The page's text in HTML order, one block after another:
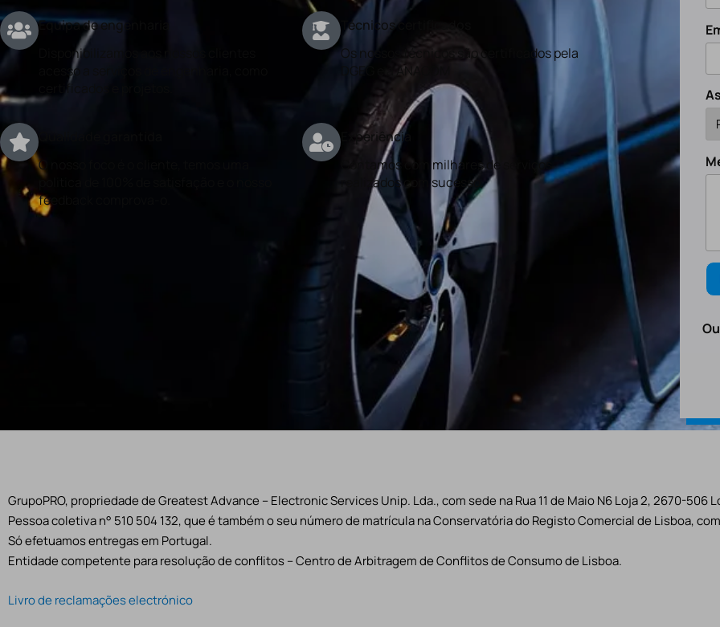
Equipa de engenharia
Disponibilizamos aos nossos clientes
acesso a serviços de engenharia, como
certificados e projetos.
Técnicos certificados
Os nossos técnicos são certificados pela
DGEG e a ANACOM
O nosso foco é o cliente, temos uma
politica de 100% de satisfação e o nosso
feedback comprova-o.
Experiência
Contamos com milhares de serviços
realizados com sucesso.
GrupoPRO, propriedade de Greatest Advance – Electronic Services Unip. Lda., com sede na Rua 11 de Maio N6 Loja 2, 2670-506
Pessoa coletiva n° 510 504 132, que é também o seu número de matrícula na Conservatória do Registo Comercial de Lisboa,
Só efetuamos entregas em Portugal.
Entidade competente para resolução de conflitos – Centro de Arbitragem de Conflitos de Consumo de Lisboa.
Livro de reclamações electrónico